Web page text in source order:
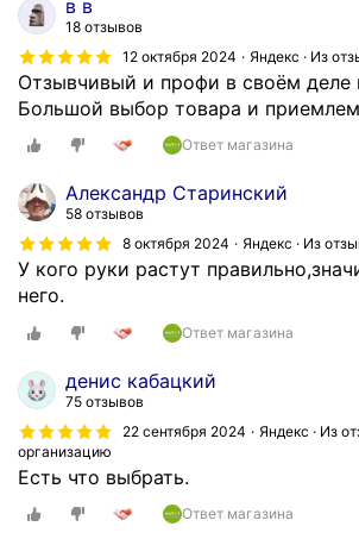
в в
18 отзывов
12 октября 2024
Яндекс · Из
Отзывчивый и профи в своём деле
Большой выбор товара и
Ответ магазина
Александр Старинский
58 отзывов
8 октября 2024
Яндекс · Из
У кого руки растут
него.
Ответ магазина
денис кабацкий
75 отзывов
22 сентября 2024
Яндекс · Из
организацию
Есть что выбрать.
Ответ магазина